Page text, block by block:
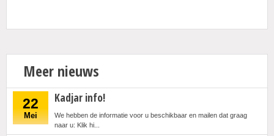
Meer nieuws
22
Mei
Kadjar info!
We hebben de informatie voor u beschikbaar en mailen dat graag
naar u: Klik hi...